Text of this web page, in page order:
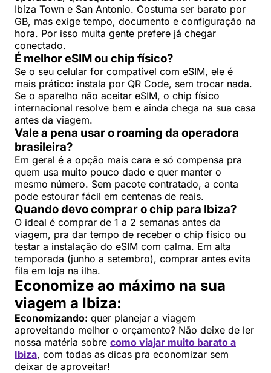
Ibiza Town e San Antonio. Costuma ser barato por
GB, mas exige tempo, documento e configuração na
hora. Por isso muita gente prefere já chegar
conectado.
É melhor eSIM ou chip físico?
Se o seu celular for compatível com eSIM, ele é
mais prático: instala por QR Code, sem trocar nada.
Se o aparelho não aceitar eSIM, o chip físico
internacional resolve bem e ainda chega na sua casa
antes da viagem.
Vale a pena usar o roaming da operadora
brasileira?
Em geral é a opção mais cara e só compensa pra
quem usa muito pouco dado e quer manter o
mesmo número. Sem pacote contratado, a conta
pode estourar fácil em centenas de reais.
Quando devo comprar o chip para Ibiza?
O ideal é comprar de 1 a 2 semanas antes da
viagem, pra dar tempo de receber o chip físico ou
testar a instalação do eSIM com calma. Em alta
temporada (junho a setembro), comprar antes evita
fila em loja na ilha.
Economize ao máximo na sua
viagem a Ibiza:
Economizando: quer planejar a viagem
aproveitando melhor o orçamento? Não deixe de ler
nossa matéria sobre como viajar muito barato a
Ibiza, com todas as dicas pra economizar sem
deixar de aproveitar!